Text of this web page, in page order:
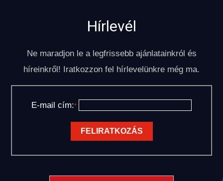
Hírlevél
Ne maradjon le a legfrissebb ajánlatainkról és
híreinkről! Iratkozzon fel hírlevelünkre még ma.
E-mail cím:*